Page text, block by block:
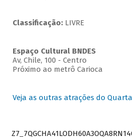
Classificação: LIVRE
Espaço Cultural BNDES
Av, Chile, 100 - Centro
Próximo ao metrô Carioca
Veja as outras atrações do